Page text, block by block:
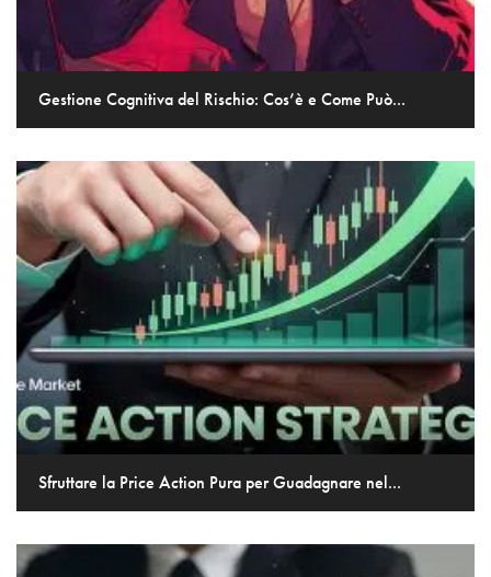
Gestione Cognitiva del Rischio: Cos’è e Come Può...
Sfruttare la Price Action Pura per Guadagnare nel...